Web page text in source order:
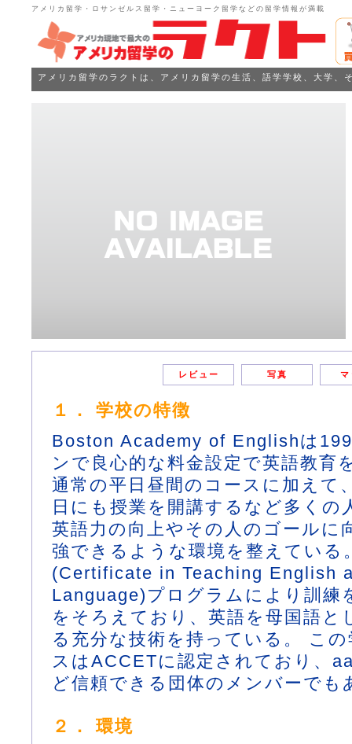
アメリカ留学・ロサンゼルス留学・ニューヨーク留学などの留学情報が満載
アメリカ留学のラクトは、アメリカ留学の生活、語学学校、大学
レビュー 写真 マ
１． 学校の特徴
Boston Academy of Englishは
ンで良心的な料金設定で英語教育
通常の平日昼間のコースに加えて
日にも授業を開講するなど多くの
英語力の向上やその人のゴールに
強できるような環境を整えている
(Certificate in Teaching English
Language)プログラムにより訓練
をそろえており、英語を母国語と
る充分な技術を持っている。 こ
スはACCETに認定されており、
ど信頼できる団体のメンバーでも
２． 環境